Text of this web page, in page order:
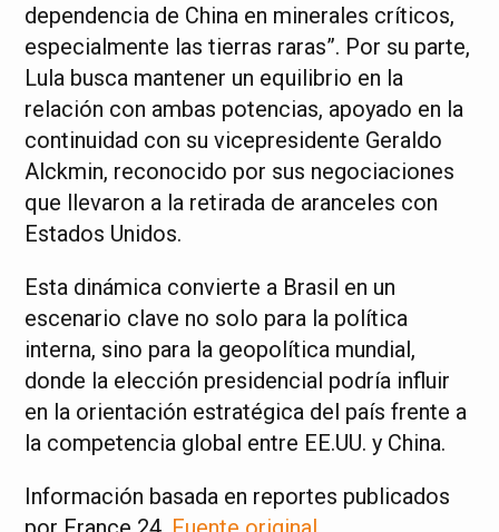
dependencia de China en minerales críticos,
especialmente las tierras raras”. Por su parte,
Lula busca mantener un equilibrio en la
relación con ambas potencias, apoyado en la
continuidad con su vicepresidente Geraldo
Alckmin, reconocido por sus negociaciones
que llevaron a la retirada de aranceles con
Estados Unidos.
Esta dinámica convierte a Brasil en un
escenario clave no solo para la política
interna, sino para la geopolítica mundial,
donde la elección presidencial podría influir
en la orientación estratégica del país frente a
la competencia global entre EE.UU. y China.
Información basada en reportes publicados